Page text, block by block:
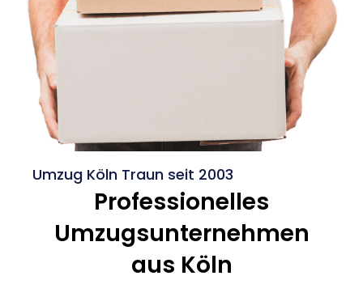
Umzug Köln Traun seit 2003
Professionelles
Umzugsunternehmen
aus Köln